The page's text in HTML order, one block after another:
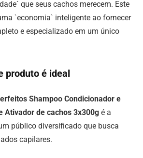
que seus cachos merecem. Este
`economia` inteligente ao fornecer
e especializado em um único
produto é ideal
Shampoo Condicionador e
Ativador de cachos 3x300g é a
público diversificado que busca
capilares.